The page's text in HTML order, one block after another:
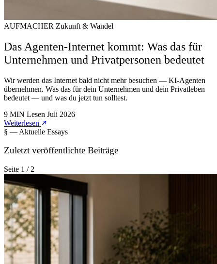
AUFMACHER Zukunft & Wandel
Das Agenten-Internet kommt: Was das für
Unternehmen und Privatpersonen bedeutet
Wir werden das Internet bald nicht mehr besuchen — KI-Agenten
übernehmen. Was das für dein Unternehmen und dein Privatleben
bedeutet — und was du jetzt tun solltest.
9 MIN Lesen Juli 2026
Weiterlesen
§ — Aktuelle Essays
Zuletzt veröffentlichte Beiträge
Seite 1 / 2